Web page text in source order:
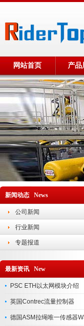
网站首页 产品
新闻动态 News
公司新闻
行业新闻
专题报道
最新资讯 New
PSC ETH以太网模块介绍
英国Contrec流量控制器
德国ASM拉绳唯一传感器